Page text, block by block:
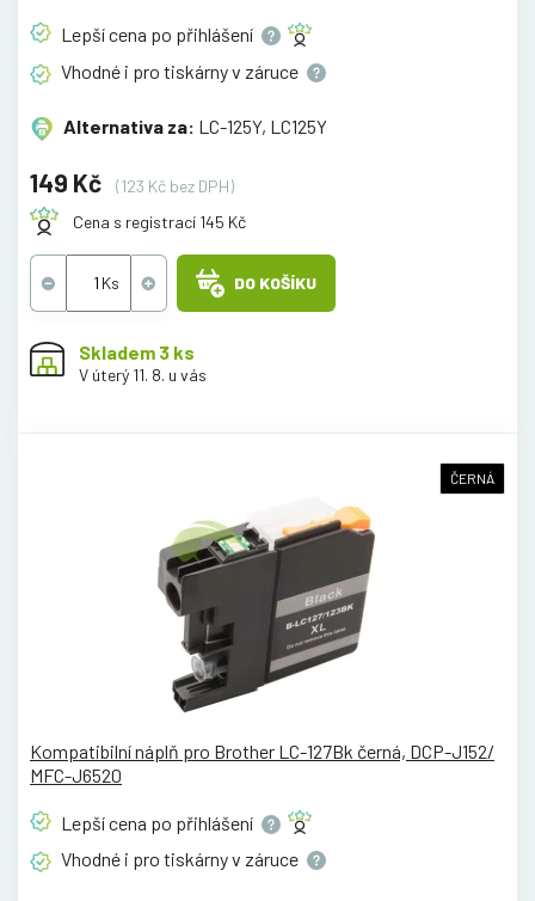
Lepší cena po přihlášení
Vhodné i pro tiskárny v záruce
Alternativa za: LC-125Y, LC125Y
149 Kč
(123 Kč bez DPH)
Cena s registrací 145 Kč
DO KOŠÍKU
Skladem 3 ks
V úterý 11. 8. u vás
ČERNÁ
Kompatibilní náplň pro Brother LC-127Bk černá, DCP-J152/
MFC-J6520
Lepší cena po přihlášení
Vhodné i pro tiskárny v záruce